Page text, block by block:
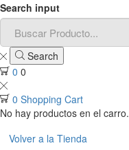
Search input
Search
0 0
0 Shopping Cart
No hay productos en el carro.
Volver a la Tienda